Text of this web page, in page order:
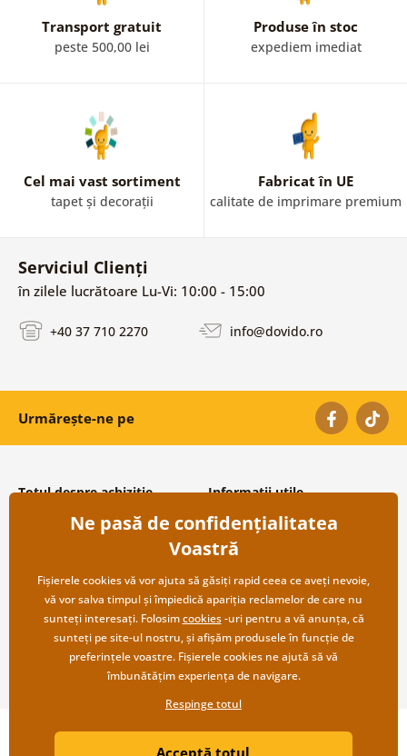
Transport gratuit
peste 500,00 lei
Produse în stoc
expediem imediat
Cel mai vast sortiment
tapet și decorații
Fabricat în UE
calitate de imprimare premium
Serviciul Clienți
în zilele lucrătoare Lu-Vi: 10:00 - 15:00
+40 37 710 2270 info@dovido.ro
Urmărește-ne pe
Totul despre achiziție
Condiții și termeni generali
Protecția datelor personale
Transport și modalități de plată
Returnare
Informații utile
Despre noi
Întrebări frecvente
Contacte
Cooperare angro
Copyright ©2019 © Dovido.ro.
Ne pasă de confidențialitatea
Voastră
Fișierele cookies vă vor ajuta să găsiți rapid ceea ce aveți nevoie,
vă vor salva timpul și împiedică apariția reclamelor de care nu
sunteți interesați. Folosimcookies-uri pentru a vă anunța, că
sunteți pe site-ul nostru, și afișăm produsele în funcție de
preferințele voastre. Fișierele cookies ne ajută să vă
îmbunătățim experiența de navigare.
Respinge totul